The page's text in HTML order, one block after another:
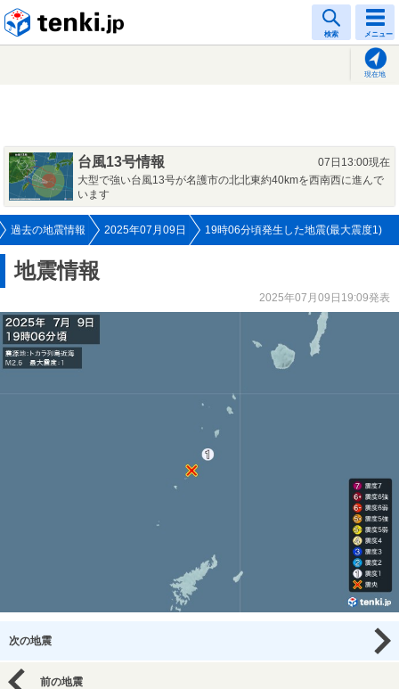
検索 メニュー
現在地
台風13号情報
07日13:00現在
大型で強い台風13号が名護市の北北東約40kmを西南西に進んで
います
過去の地震情報 2025年07月09日 19時06分頃発生した地震(最大震度1)
地震情報
2025年07月09日19:09発表
次の地震
前の地震